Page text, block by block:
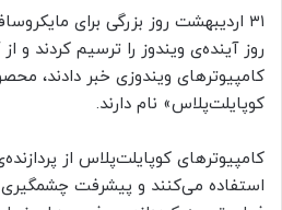
۳۱ اردیبهشت روز بزرگی برای
روز آینده‌ی ویندوز را ترسیم کردند و
کامپیوترهای ویندوزی خبر دادند،
کوپایلت‌پلاس» نام دارند.
کامپیوترهای کوپایلت‌پلاس از
استفاده می‌کنند و پیشرفت چشمگیری